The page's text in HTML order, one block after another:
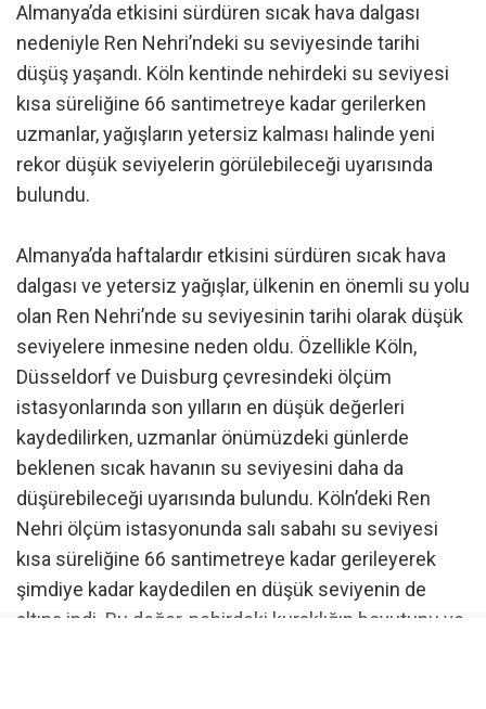
Almanya’da etkisini sürdüren sıcak hava dalgası
nedeniyle Ren Nehri’ndeki su seviyesinde tarihi
düşüş yaşandı. Köln kentinde nehirdeki su seviyesi
kısa süreliğine 66 santimetreye kadar gerilerken
uzmanlar, yağışların yetersiz kalması halinde yeni
rekor düşük seviyelerin görülebileceği uyarısında
bulundu.
Almanya’da haftalardır etkisini sürdüren sıcak hava
dalgası ve yetersiz yağışlar, ülkenin en önemli su yolu
olan Ren Nehri’nde su seviyesinin tarihi olarak düşük
seviyelere inmesine neden oldu. Özellikle Köln,
Düsseldorf ve Duisburg çevresindeki ölçüm
istasyonlarında son yılların en düşük değerleri
kaydedilirken, uzmanlar önümüzdeki günlerde
beklenen sıcak havanın su seviyesini daha da
düşürebileceği uyarısında bulundu. Köln’deki Ren
Nehri ölçüm istasyonunda salı sabahı su seviyesi
kısa süreliğine 66 santimetreye kadar gerileyerek
şimdiye kadar kaydedilen en düşük seviyenin de
altına indi. Bu değer, nehirdeki kuraklığın boyutunu ve